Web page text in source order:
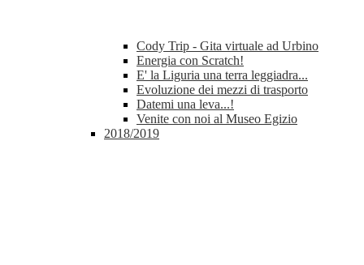
Cody Trip - Gita virtuale ad Urbino
Energia con Scratch!
E' la Liguria una terra leggiadra...
Evoluzione dei mezzi di trasporto
Datemi una leva...!
Venite con noi al Museo Egizio
2018/2019